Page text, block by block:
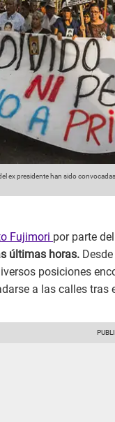
ex presidente han sido
Fujimori por parte del
últimas horas.
posiciones
a las calles tras